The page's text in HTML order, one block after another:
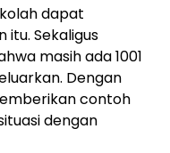
dapat
Sekaligus
masih ada 1001
Dengan
contoh
dengan